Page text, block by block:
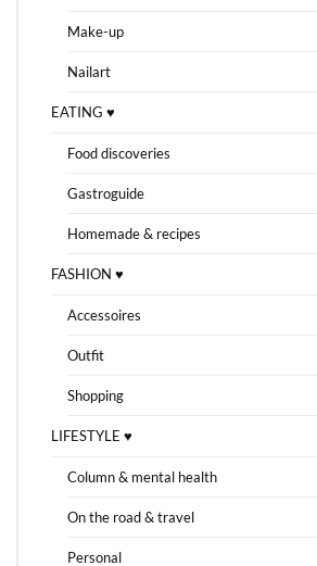
Make-up
Nailart
EATING ♥
Food discoveries
Gastroguide
Homemade & recipes
FASHION ♥
Accessoires
Outfit
Shopping
LIFESTYLE ♥
Column & mental health
On the road & travel
Personal